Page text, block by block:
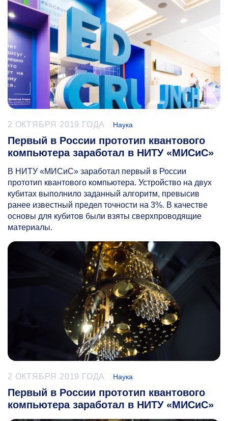
2 ОКТЯБРЯ 2019 ГОДА Наука
Первый в России прототип квантового
компьютера заработал в НИТУ «МИСиС»
В НИТУ «МИСиС» заработал первый в России
прототип квантового компьютера. Устройство на двух
кубитах выполнило заданный алгоритм, превысив
ранее известный предел точности на 3%. В качестве
основы для кубитов были взяты сверхпроводящие
материалы.
2 ОКТЯБРЯ 2019 ГОДА Наука
Первый в России прототип квантового
компьютера заработал в НИТУ «МИСиС»